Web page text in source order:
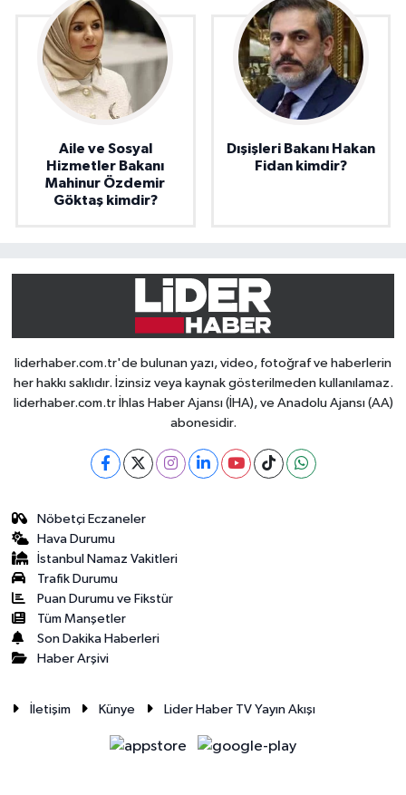
Aile ve Sosyal
Hizmetler Bakanı
Mahinur Özdemir
Göktaş kimdir?
Dışişleri Bakanı Hakan
Fidan kimdir?
liderhaber.com.tr'de bulunan yazı, video, fotoğraf ve haberlerin
her hakkı saklıdır. İzinsiz veya kaynak gösterilmeden kullanılamaz.
liderhaber.com.tr İhlas Haber Ajansı (İHA), ve Anadolu Ajansı (AA)
abonesidir.
Nöbetçi Eczaneler
Hava Durumu
İstanbul Namaz Vakitleri
Trafik Durumu
Puan Durumu ve Fikstür
Tüm Manşetler
Son Dakika Haberleri
Haber Arşivi
İletişim Künye Lider Haber TV Yayın Akışı